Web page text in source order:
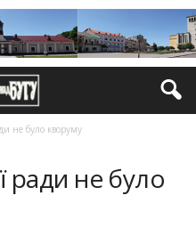
не було кворуму
ради не було